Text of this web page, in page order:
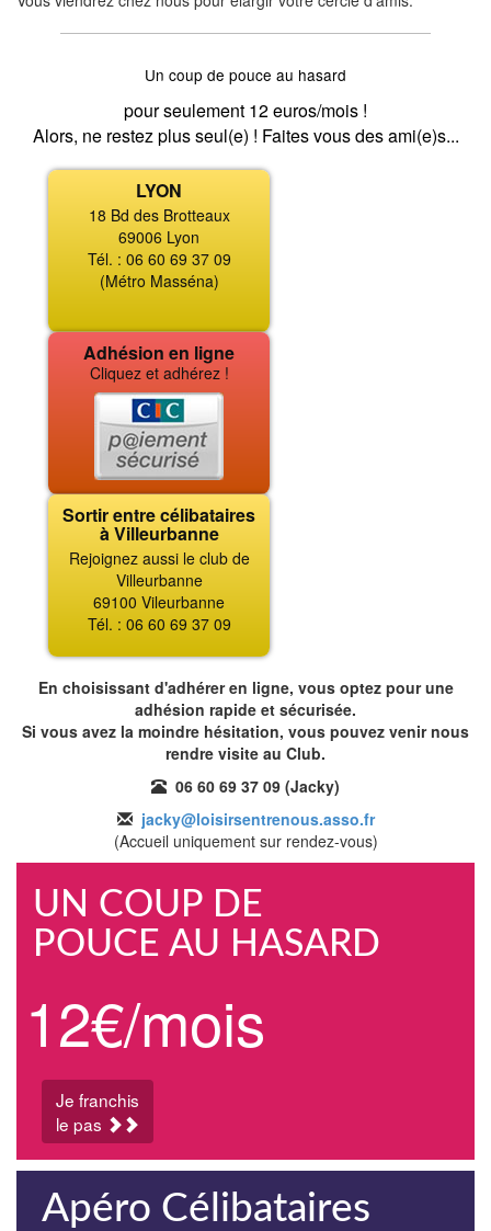
Un coup de pouce au hasard
pour seulement 12 euros/mois !
Alors, ne restez plus seul(e) ! Faites vous des ami(e)s...
LYON
18 Bd des Brotteaux
69006 Lyon
Tél. : 06 60 69 37 09
(Métro Masséna)
Adhésion en ligne
Cliquez et adhérez !
Sortir entre célibataires
à Villeurbanne
Rejoignez aussi le club de
Villeurbanne
69100 Vileurbanne
Tél. : 06 60 69 37 09
En choisissant d'adhérer en ligne, vous optez pour une
adhésion rapide et sécurisée.
Si vous avez la moindre hésitation, vous pouvez venir nous
rendre visite au Club.
06 60 69 37 09 (Jacky)
jacky@loisirsentrenous.asso.fr
(Accueil uniquement sur rendez-vous)
UN COUP DE
POUCE AU HASARD
12€/mois
Je franchis
le pas
Apéro Célibataires